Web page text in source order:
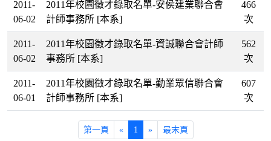
2011-
06-02
2011年校園徵才錄取名單-安侯建業聯合會
計師事務所 [本系]
466
次
2011-
06-02
2011年校園徵才錄取名單-資誠聯合會計師
事務所 [本系]
562
次
2011-
06-01
2011年校園徵才錄取名單-勤業眾信聯合會
計師事務所 [本系]
607
次
第一頁 « 1 » 最末頁